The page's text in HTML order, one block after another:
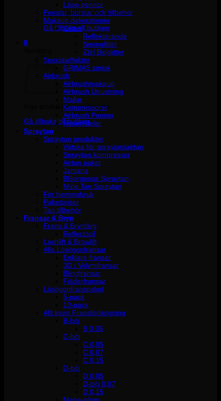
Inga produkter i varukorgen.
Gå tillbaka till butiken
0
Inga produkter i varukorgen.
Gå tillbaka till butiken
Läpp pennor
Penslar, borstar och tillbehör
Makeup dekorationer
Glitter
Reflekterande
Neonglitter
Ztirl Bioglitter
Specialeffekter
GRIMAS smink
Airbrush
Airbrushmakeup
Airbrush Utrustning
Mallar
Kompressorer
Airbrush Pennor
Reservdelar
Spraytan
Spraytan produkter
Vätska för spraytan/airtan
Spraytan kompressor
Airtan paket
Jantana
BGorgeous Spraytan
Mine Tan Spraytan
För hemmabruk
Paketpriser
Tan tillbehör
Fransar & Bryn
Frans & Brynfärg
Reflectocil
Lashlift & Browlift
Alla Lösögonfransar
Enklare fransar
3D / Volymfransar
Blingfransar
Fjäderfransar
Lösögonfranspaket
5-pack
10-pack
Allt inom Fransförlängning
B-böj
B 0.05
C-böj
C 0,05
C 0,07
C 0,15
D-böj
D 0,05
D-böj 0,07
D 0,15
Megavolym